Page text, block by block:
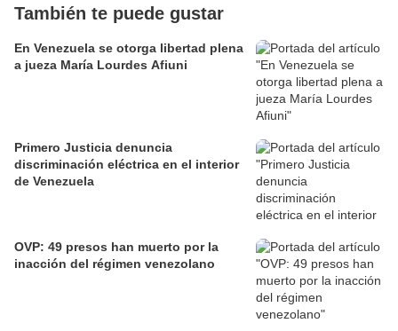
También te puede gustar
En Venezuela se otorga libertad plena
a jueza María Lourdes Afiuni
Primero Justicia denuncia
discriminación eléctrica en el interior
de Venezuela
OVP: 49 presos han muerto por la
inacción del régimen venezolano